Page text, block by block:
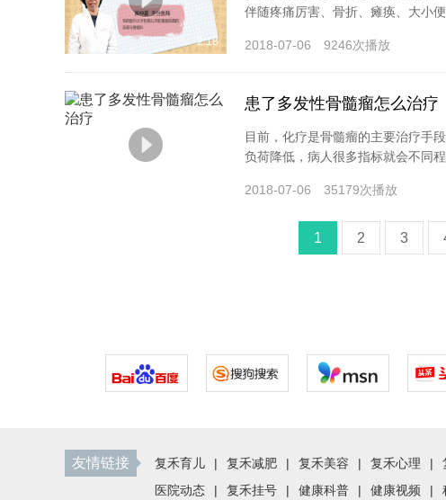
2:18
伴随疼痛厉害、骨折、瘫痪、大小
2018-07-06 9246次播放
患了多发性骨髓瘤怎么治疗
目前，化疗是骨髓瘤的主要治疗手
负荷降低，病人很多指标就会不同
2018-07-06 35179次播放
1 2 3
友情链接 复禾育儿 | 复禾减肥 | 复禾美容 | 复禾心理 |
医院动态
| 复禾挂号 | 健康科普 | 健康视频 |